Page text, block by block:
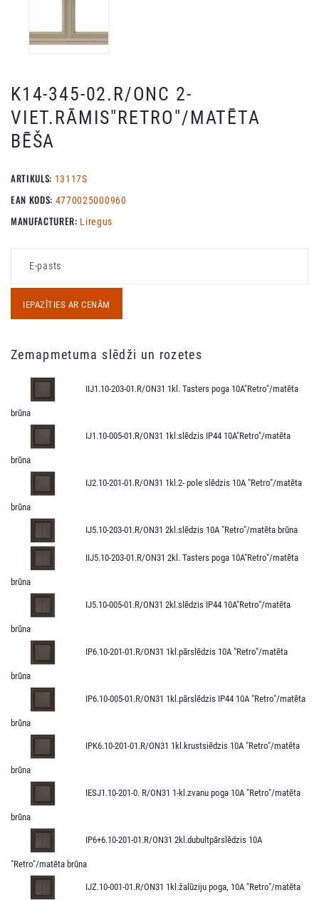
K14-345-02.R/ONC 2-
VIET.RĀMIS"RETRO"/MATĒTA
BĒŠA
ARTIKULS: 13117S
EAN KODS: 4770025000960
MANUFACTURER: Liregus
IEPAZĪTIES AR CENĀM
Zemapmetuma slēdži un rozetes
IIJ1.10-203-01.R/ON31 1kl. Tasters poga 10A"Retro"/matēta
brūna
IJ1.10-005-01.R/ON31 1kl.slēdzis IP44 10A"Retro"/matēta
brūna
IJ2.10-201-01.R/ON31 1kl.2- pole slēdzis 10A "Retro"/matēta
brūna
IJ5.10-203-01.R/ON31 2kl.slēdzis 10A "Retro"/matēta brūna
IIJ5.10-203-01.R/ON31 2kl. Tasters poga 10A"Retro"/matēta
brūna
IJ5.10-005-01.R/ON31 2kl.slēdzis IP44 10A"Retro"/matēta
brūna
IP6.10-201-01.R/ON31 1kl.pārslēdzis 10A "Retro"/matēta
brūna
IP6.10-005-01.R/ON31 1kl.pārslēdzis IP44 10A "Retro"/matēta
brūna
IPK6.10-201-01.R/ON31 1kl.krustsiēdzis 10A "Retro"/matēta
brūna
IESJ1.10-201-0. R/ON31 1-kl.zvanu poga 10A "Retro"/matēta
brūna
IP6+6.10-201-01.R/ON31 2kl.dubultpārslēdzis 10A
"Retro"/matēta brūna
IJZ.10-001-01.R/ON31 1kl.žalūziju poga, 10A "Retro"/matēta